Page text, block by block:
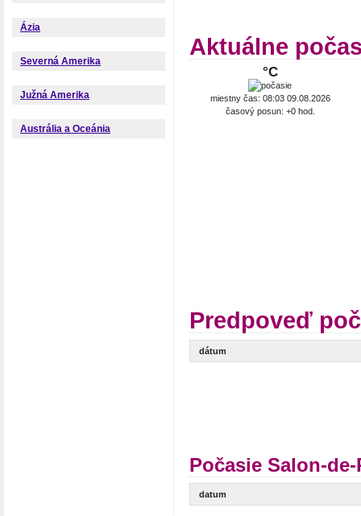
Ázia
Severná Amerika
Južná Amerika
Austrália a Oceánia
Aktuálne
°C
miestny čas: 08:03 09.08.2026
časový posun: +0 hod.
Predpoveď
dátum
Počasie Salon-
datum